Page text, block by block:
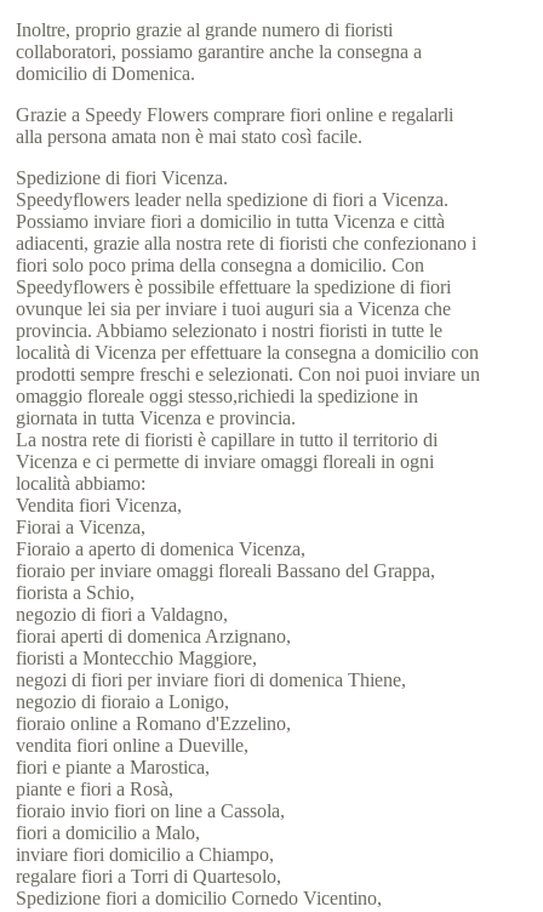
Inoltre, proprio grazie al grande numero di fioristi
collaboratori, possiamo garantire anche la consegna a
domicilio di Domenica.
Grazie a Speedy Flowers comprare fiori online e regalarli
alla persona amata non è mai stato così facile.
Spedizione di fiori Vicenza.
Speedyflowers leader nella spedizione di fiori a Vicenza.
Possiamo inviare fiori a domicilio in tutta Vicenza e città
adiacenti, grazie alla nostra rete di fioristi che confezionano i
fiori solo poco prima della consegna a domicilio. Con
Speedyflowers è possibile effettuare la spedizione di fiori
ovunque lei sia per inviare i tuoi auguri sia a Vicenza che
provincia. Abbiamo selezionato i nostri fioristi in tutte le
località di Vicenza per effettuare la consegna a domicilio con
prodotti sempre freschi e selezionati. Con noi puoi inviare un
omaggio floreale oggi stesso,richiedi la spedizione in
giornata in tutta Vicenza e provincia.
La nostra rete di fioristi è capillare in tutto il territorio di
Vicenza e ci permette di inviare omaggi floreali in ogni
località abbiamo:
Vendita fiori Vicenza,
Fiorai a Vicenza,
Fioraio a aperto di domenica Vicenza,
fioraio per inviare omaggi floreali Bassano del Grappa,
fiorista a Schio,
negozio di fiori a Valdagno,
fiorai aperti di domenica Arzignano,
fioristi a Montecchio Maggiore,
negozi di fiori per inviare fiori di domenica Thiene,
negozio di fioraio a Lonigo,
fioraio online a Romano d'Ezzelino,
vendita fiori online a Dueville,
fiori e piante a Marostica,
piante e fiori a Rosà,
fioraio invio fiori on line a Cassola,
fiori a domicilio a Malo,
inviare fiori domicilio a Chiampo,
regalare fiori a Torri di Quartesolo,
Spedizione fiori a domicilio Cornedo Vicentino,